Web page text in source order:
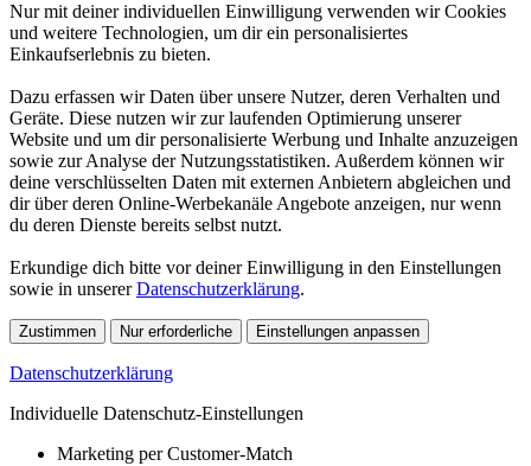
Nur mit deiner individuellen Einwilligung verwenden wir Cookies
und weitere Technologien, um dir ein personalisiertes
Einkaufserlebnis zu bieten.
Dazu erfassen wir Daten über unsere Nutzer, deren Verhalten und
Geräte. Diese nutzen wir zur laufenden Optimierung unserer
Website und um dir personalisierte Werbung und Inhalte anzuzeigen
sowie zur Analyse der Nutzungsstatistiken. Außerdem können wir
deine verschlüsselten Daten mit externen Anbietern abgleichen und
dir über deren Online-Werbekanäle Angebote anzeigen, nur wenn
du deren Dienste bereits selbst nutzt.
Erkundige dich bitte vor deiner Einwilligung in den Einstellungen
sowie in unsererDatenschutzerklärung.
Zustimmen Nur erforderliche Einstellungen anpassen
Datenschutzerklärung
Individuelle Datenschutz-Einstellungen
Marketing per Customer-Match